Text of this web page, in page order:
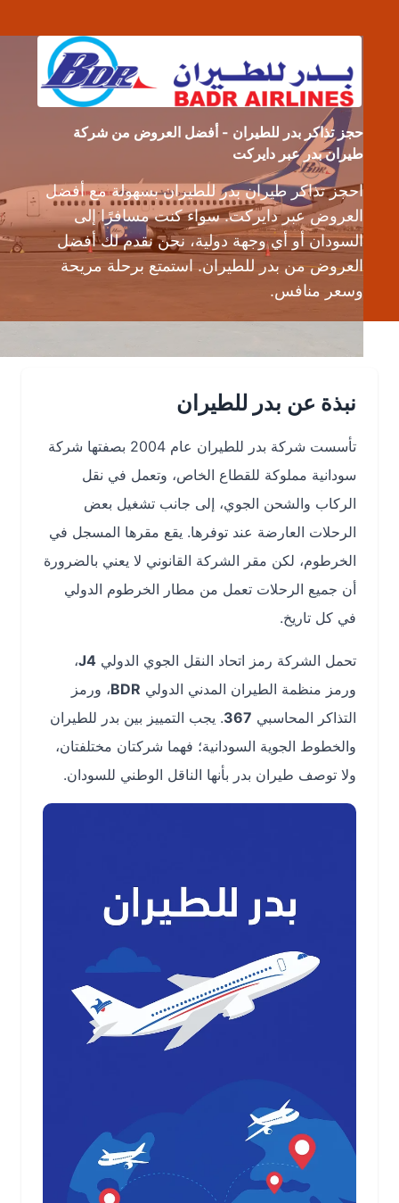
حجز تذاكر بدر للطيران - أفضل العروض من شركة
طيران بدر عبر دايركت
احجز تذاكر طيران بدر للطيران بسهولة مع أفضل
العروض عبر دايركت. سواء كنت مسافرًا إلى
السودان أو أي وجهة دولية، نحن نقدم لك أفضل
العروض من بدر للطيران. استمتع برحلة مريحة
وسعر منافس.
نبذة عن بدر للطيران
تأسست شركة بدر للطيران عام 2004 بصفتها شركة
سودانية مملوكة للقطاع الخاص، وتعمل في نقل
الركاب والشحن الجوي، إلى جانب تشغيل بعض
الرحلات العارضة عند توفرها. يقع مقرها المسجل في
الخرطوم، لكن مقر الشركة القانوني لا يعني بالضرورة
أن جميع الرحلات تعمل من مطار الخرطوم الدولي
في كل تاريخ.
تحمل الشركة رمز اتحاد النقل الجوي الدوليJ4،
ورمز منظمة الطيران المدني الدوليBDR ، ورمز
التذاكر المحاسبي367 . يجب التمييز بين بدر للطيران
والخطوط الجوية السودانية؛ فهما شركتان مختلفتان،
ولا توصف طيران بدر بأنها الناقل الوطني للسودان.